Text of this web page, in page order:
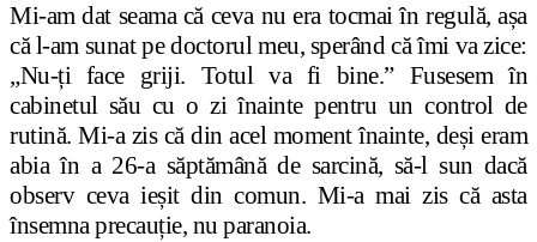
Mi-am dat seama că ceva nu era tocmai în regulă, așa
că l-am sunat pe doctorul meu, sperând că îmi va zice:
„Nu-ți face griji. Totul va fi bine.” Fusesem în
cabinetul său cu o zi înainte pentru un control de
rutină. Mi-a zis că din acel moment înainte, deși eram
abia în a 26-a săptămână de sarcină, să-l sun dacă
observ ceva ieșit din comun. Mi-a mai zis că asta
însemna precauție, nu paranoia.